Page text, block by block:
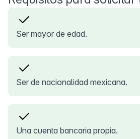
Ser mayor de edad.
Ser de nacionalidad mexicana.
Una cuenta bancaria propia.